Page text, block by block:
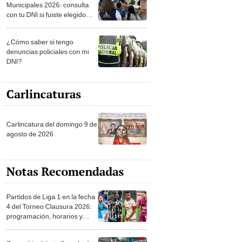
Municipales 2026: consulta
con tu DNI si fuiste elegido
la ONPE
¿Cómo saber si tengo
denuncias policiales con mi
DNI?
Carlincaturas
Carlincatura del domingo 9 de
agosto de 2026
Notas Recomendadas
Partidos de Liga 1 en la fecha
4 del Torneo Clausura 2026:
programación, horarios y